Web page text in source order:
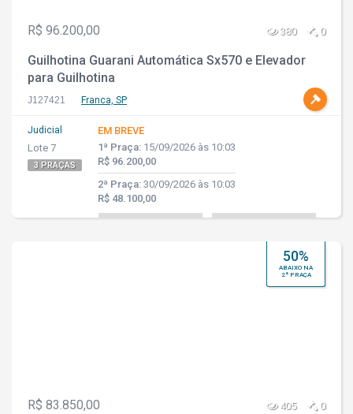
R$ 96.200,00 380 0
Guilhotina Guarani Automática Sx570 e Elevador
para Guilhotina
J127421 Franca, SP
Judicial
Lote 7
3 PRAÇAS
EM BREVE
1ª Praça: 15/09/2026 às 10:03
R$ 96.200,00
2ª Praça: 30/09/2026 às 10:03
R$ 48.100,00
50%
ABAIXO NA
2ª PRAÇA
R$ 83.850,00 405 0